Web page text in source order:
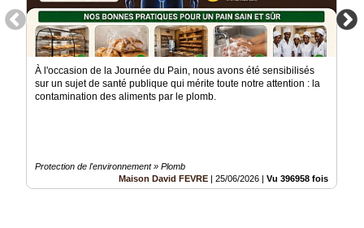
Agenda
Gazette
Vidéos
Prémium
À l'occasion de la Journée du Pain, nous avons été sensibilisés
sur un sujet de santé publique qui mérite toute notre attention : la
contamination des aliments par le plomb.
Protection de l'environnement » Plomb
Maison David FEVRE
25/06/2026 Vu 396958 fois